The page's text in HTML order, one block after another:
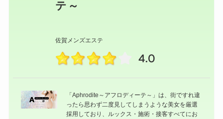
テ～
佐賀メンズエステ
4.0
「Aphrodite～アフロディーテ～」は、街ですれ違
ったら思わず二度見してしまうような美女を厳選
採用しており、ルックス・施術・接客すべてにお